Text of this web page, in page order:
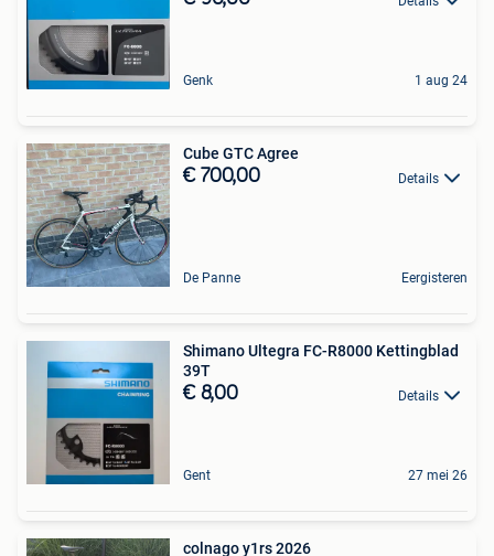
Genk 1 aug 24
Cube GTC Agree
€ 700,00 Details
De Panne Eergisteren
Shimano Ultegra FC-R8000 Kettingblad
39T
€ 8,00 Details
Gent 27 mei 26
colnago y1rs 2026